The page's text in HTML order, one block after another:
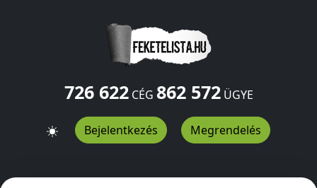
726 622CÉG 862 572ÜGYE
Bejelentkezés Megrendelés